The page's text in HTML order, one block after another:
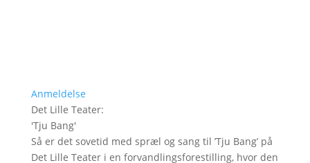
Anmeldelse
Det Lille Teater:
'Tju Bang'
Så er det sovetid med spræl og sang til ’Tju Bang’ på
Det Lille Teater i en forvandlingsforestilling, hvor den